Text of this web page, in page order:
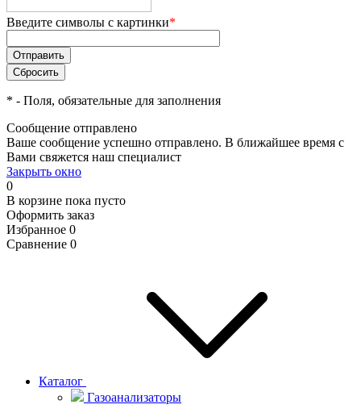
Введите символы с картинки*
* - Поля, обязательные для заполнения
Сообщение отправлено
Ваше сообщение успешно отправлено. В ближайшее время с
Вами свяжется наш специалист
Закрыть окно
0
В корзине пока пусто
Оформить заказ
Избранное 0
Сравнение 0
Каталог
Газоанализаторы